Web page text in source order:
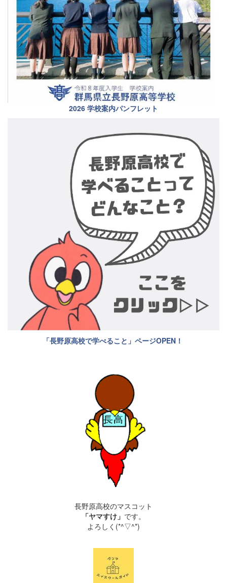
2026 学校案内パンフレット
「長野原高校で学べること」ページOPEN！
長野原高校のマスコット
「ヤマすけ」 です。
よろしく(*^▽^*)